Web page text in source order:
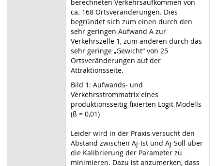
berechneten Verkehrsaufkommen von
ca. 168 Ortsveränderungen. Dies
begründet sich zum einen durch den
sehr geringen Aufwand A zur
Verkehrszelle 1, zum anderen durch das
sehr geringe „Gewicht“ von 25
Ortsveränderungen auf der
Attraktionsseite.
Bild 1: Aufwands- und
Verkehrsstrommatrix eines
produktionsseitig fixierten Logit-Modells
(ß = 0,01)
Leider wird in der Praxis versucht den
Abstand zwischen Aj-Ist und Aj-Soll über
die Kalibrierung der Parameter zu
minimieren. Dazu ist anzumerken, dass